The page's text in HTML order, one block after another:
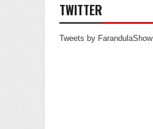
TWITTER
Tweets by FarandulaShow